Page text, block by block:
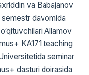
va Babajanov
davomida
Allamov
KA171 teaching
seminar
dasturi doirasida